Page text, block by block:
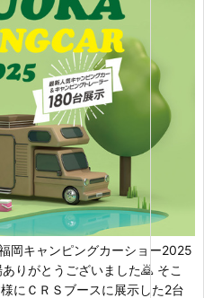
岡キャンピングカーショー2025
りがとうございました🙇 そこ
にＣＲＳブースに展示した2台